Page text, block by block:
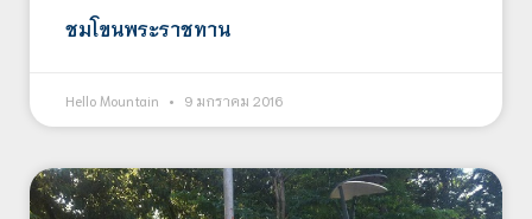
ชมโขนพระราชทาน
Hello Mountain 9 มกราคม 2016